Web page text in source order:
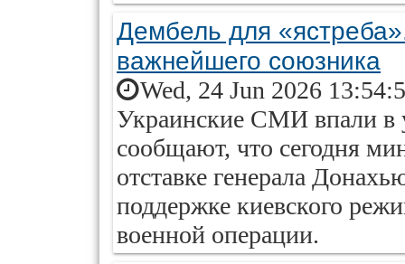
Дембель для
важнейшего союзника
Wed, 24 Jun 2026
Украинские СМИ впали в
сообщают, что сегодня
отставке генерала
поддержке киевского
военной операции.